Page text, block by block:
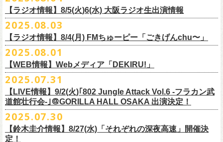
には 絶対なんとかなるんだぜ＞というフレーズは、この2025年の武道
館の観客席にいる僕にとって、未来への希望のメッセージのように響い
た。「絶対になんとかなる」――そう歌うロックバンドが、武道館のス
テージで、とても人間くさく、それでいて光に照らされながらロックを
演奏している。これって、シンプルに奇跡じゃないか。
また武道館でフラカンのライブが観たい。そう心から思う。武道館はほ
いほいできる会場ではなくても、こんなフラカンのライブをこれからい
っぱい観たい。思えば初めてロックを聴いた頃からずっと、その衝撃や
感動が「思い出」という箱の中に納まらなくて、ずっとリアルに生き続
けちゃうものだから、僕はこうやって文章を書いたりしている。この10
年ぶりのフラカンの武道館ライブも、「思い出」という箱にはなかなか
収まらないだろうし、収めるべきじゃない。これはきっと新しいはじま
り。これからフラワーカンパニーズは、さらに凄いことになるだろう。
＊アーカイブ配信中！
■vol.0 番組スタート直前スペシャル
ゲスト：スキマスイッチ
https://www.youtube.com/watch?
■vol.1
ゲスト：加藤ひさし、古市コータロー(THE COLLECTORS)
https://www.youtube.com/watch?v=kTtAgK2Iq4A&t=2345s
■vol.2
ゲスト：Hump Back
https://www.youtube.com/watch?
＊「フラカンの日本武道館 Part2 オフィシャルガチャ」につきまして
10月25日＠熊本Djangoを皮切りに30箇所31公演を回る全国ワンマンツア
ー「フラカンのチョイナチョイナ’25/’26」の10月〜12月公演分の一般チ
ケットが8月30日(土)より発売スタート！
9/20(土)開催の日本武道館公演を経て、さらに勢いを増してまわるフラカ
ンの全国ツアー、どうぞお楽しみに！
◎フラワーカンパニーズ ワンマンツアー「フラカンのチョイナチョイ
ナ’25/’26」
2025年
10月25日(土) 熊本Django 16:30/17:00
10月26日(日) 長崎ホンダ楽器 15:30/16:00
11月3日(月・祝) 渋谷duo MUSIC EXCHANGE 15:15/16:00
来月9月20日(土)、10年ぶり2度目の日本武道館公演『
10年ぶり2回目となる日本武道館公演『フラカンの日本武道館 Part2 〜
超・今が旬〜』を9月20日(土)に開催するフラワーカンパニーズが、今年1
月より月１配信のYouTube番組『月刊フラカン武道館 Part2』をスター
ト、8回目のゲストとして、四星球の出演が決定！
14時台）
https://funky802.com/saipm/
＊グレートマエカワ インタビューOA
https://www.fmosaka.net/_sites/16782390
【ラジオ情報】8/5(火)6(水) 大阪ラジオ生出演情報
■8月5日(火)15:00〜18:00 FM COCOLO「MARK’E MUSIC MODE」
＊オクノマサヒコ（オクノシンヤ／グレートマエカワ） 生出演(16:00台
出演予定）
https://cocolo.jp/site/blog/1150
■8月6日(水)14:00〜17:51 FM802「THE NAKAJIMA HIROTO SHOW 802
RADIO MASTERS」
＊グレートマエカワ 生出演(17:00台出演予定）
https://funky802.com/masters/
2025.08.03
【ラジオ情報】8/4(月) FMちゅーピー「ごきげんchu〜」
■8月4日(月)14:00〜17:00 FMちゅーピー「ごきげんchu〜」
https://chupea.fm/
＊グレートマエカワ 生出演(15:00〜出演予定）
2025.08.01
【WEB情報】Webメディア「DEKIRU!」
7/31(木)Webメディア「DEKIRU!」
＊グレートマエカワインタビュー掲載
「グレートマエカワさんのDIY魂が知りたい！〜自分たちが「面白い」と
思うことが、バンドの未来につながる〜」
https://media.wakasa.jp/articles/diymusic/1504/
2025.07.31
【LIVE情報】9/2(火)｢802 Jungle Attack Vol.6 -フラカン武
道館壮行会-｣＠GORILLA HALL OSAKA 出演決定！
2025.07.30
【鈴木圭介情報】8/27(水)「それぞれの深夜高速」開催決
定！